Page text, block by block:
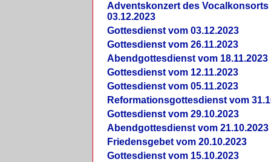
Adventskonzert des Vocalkonsorts
03.12.2023
Gottesdienst vom 03.12.2023
Gottesdienst vom 26.11.2023
Abendgottesdienst vom 18.11.2023
Gottesdienst vom 12.11.2023
Gottesdienst vom 05.11.2023
Reformationsgottesdienst vom
Gottesdienst vom 29.10.2023
Abendgottesdienst vom 21.10.2023
Friedensgebet vom 20.10.2023
Gottesdienst vom 15.10.2023